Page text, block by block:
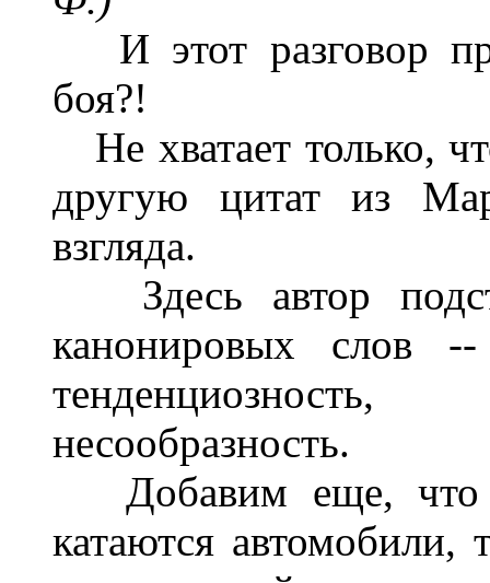
И этот разговор
боя?!
Не хватает только,
другую цитат из
взгляда.
Здесь автор
канонировых слов
несообразность.
Добавим еще, что
катаются автомобили,